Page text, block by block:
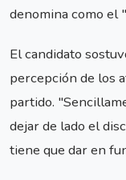
denomina como el
El candidato
percepción de los
partido.
dejar de lado el
tiene que dar en